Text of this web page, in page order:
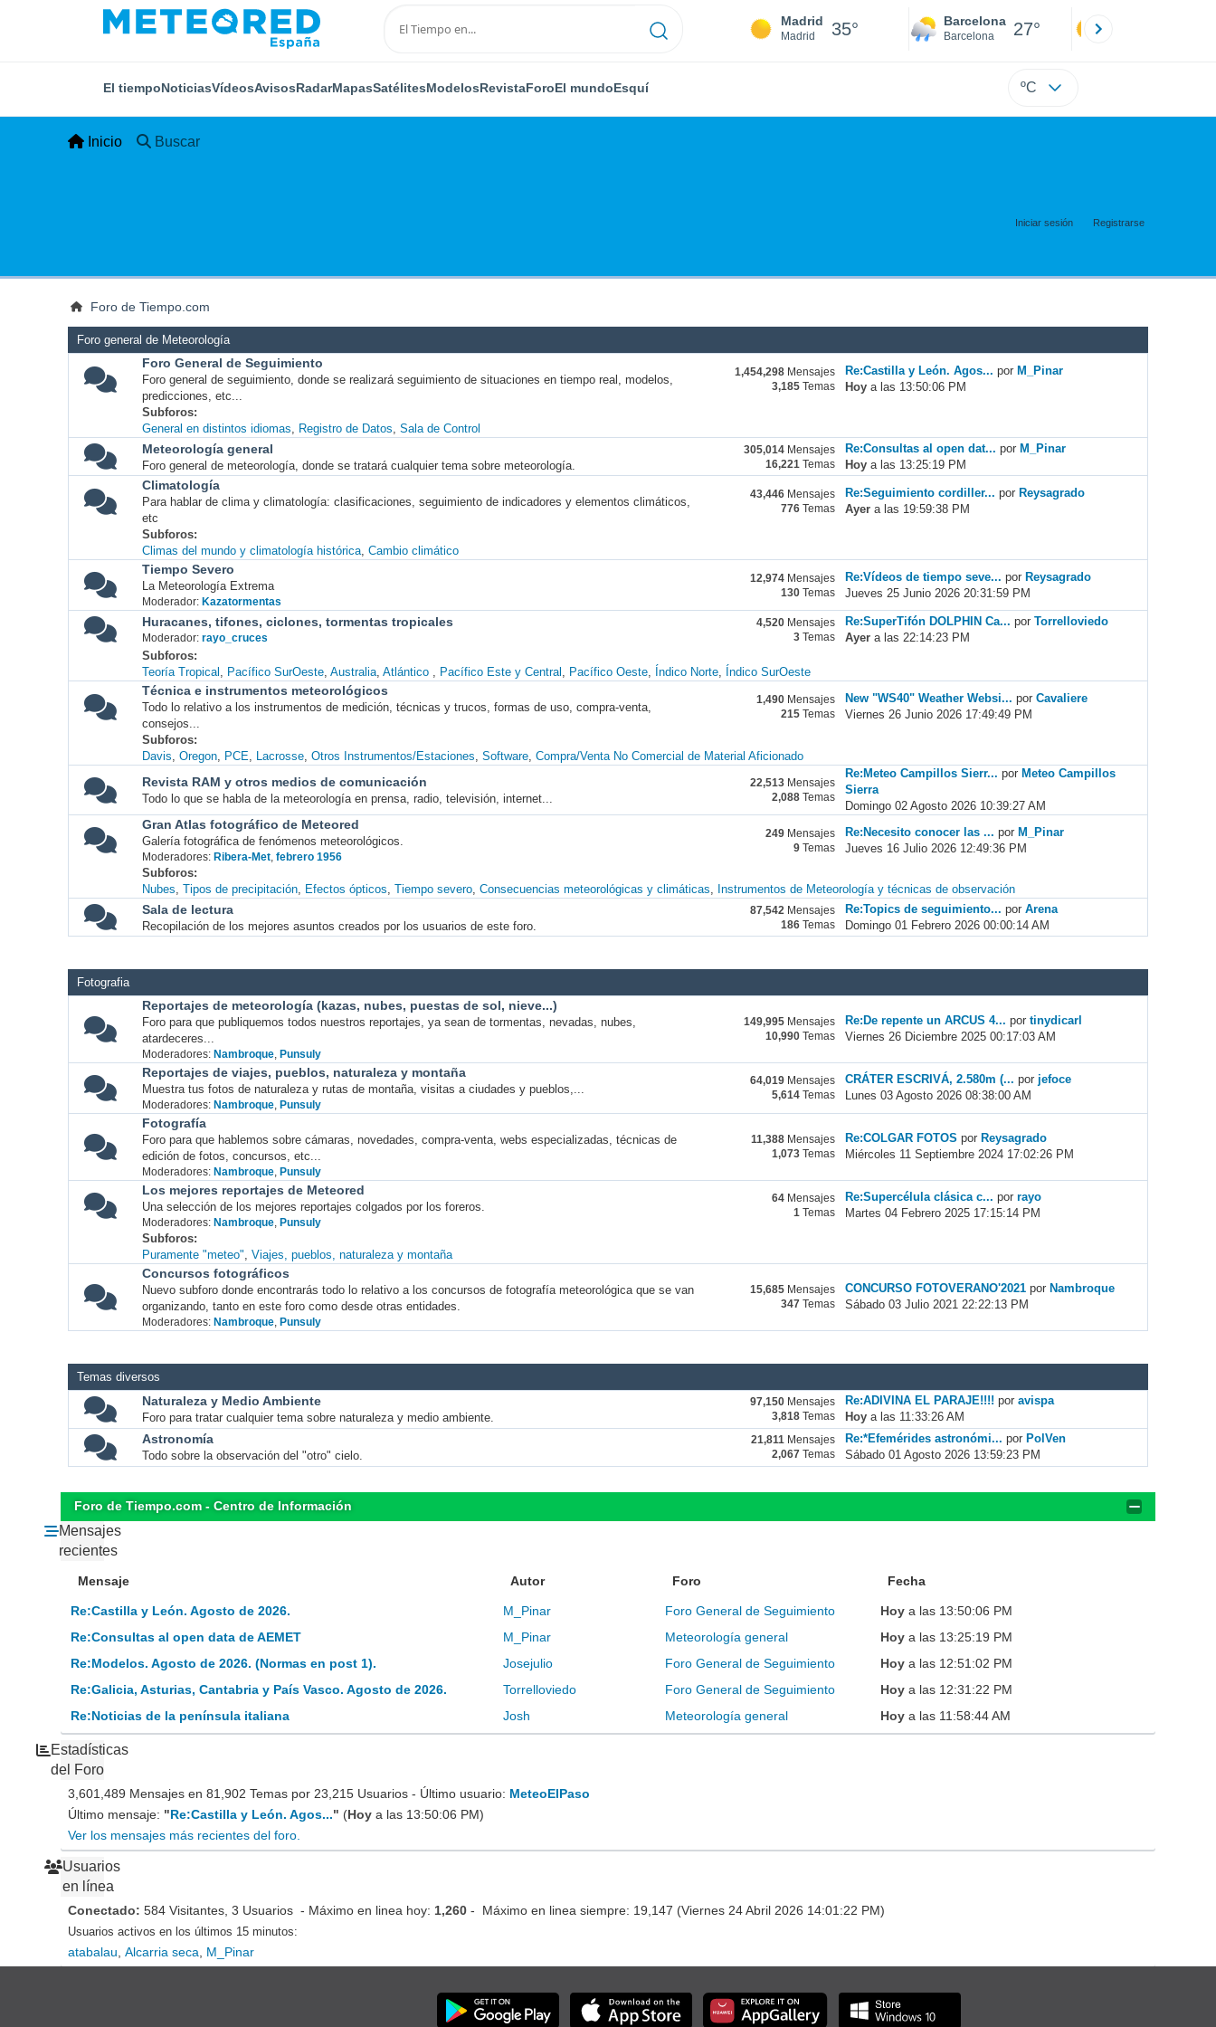
Madrid
Madrid 35° Barcelona
Barcelona 27°
El tiempoNoticiasVídeosAvisosRadarMapasSatélitesModelosRevistaForoEl mundoEsquí ºC
Inicio Buscar
Iniciar sesión Registrarse
Foro de Tiempo.com
Foro general de Meteorología
Foro General de Seguimiento
Foro general de seguimiento, donde se realizará seguimiento de situaciones en tiempo real, modelos,
predicciones, etc...
1,454,298 Mensajes
3,185 Temas
Re:Castilla y León. Agos... por M_Pinar
Hoy a las 13:50:06 PM
Subforos
General en distintos idiomas
Registro de Datos Sala de Control
Meteorología general
Foro general de meteorología, donde se tratará cualquier tema sobre meteorología.
305,014 Mensajes
16,221 Temas
Re:Consultas al open dat... porM_Pinar
Hoy a las 13:25:19 PM
Climatología
Para hablar de clima y climatología: clasificaciones, seguimiento de indicadores y elementos climáticos,
etc
43,446 Mensajes
776 Temas
Re:Seguimiento cordiller... por Reysagrado
Ayer a las 19:59:38 PM
Subforos
Climas del mundo y climatología histórica Cambio climático
Tiempo Severo
La Meteorología Extrema
Moderador: Kazatormentas
12,974 Mensajes
130 Temas
Re:Vídeos de tiempo seve... porReysagrado
Jueves 25 Junio 2026 20:31:59 PM
Huracanes, tifones, ciclones, tormentas tropicales
Moderador: rayo_cruces
4,520 Mensajes
3 Temas
Re:SuperTifón DOLPHIN Ca... porTorrelloviedo
Ayer a las 22:14:23 PM
Subforos
Teoría Tropical
Pacífico SurOeste Australia Atlántico Pacífico Este y Central Pacífico Oeste Índico Norte Índico SurOeste
Técnica e instrumentos meteorológicos
Todo lo relativo a los instrumentos de medición, técnicas y trucos, formas de uso, compra-venta,
consejos...
1,490 Mensajes
215 Temas
New "WS40" Weather Websi... porCavaliere
Viernes 26 Junio 2026 17:49:49 PM
Subforos
Davis Oregon PCE Lacrosse Otros Instrumentos/Estaciones Software Compra/Venta No Comercial de Material Aficionado
Revista RAM y otros medios de comunicación
Todo lo que se habla de la meteorología en prensa, radio, televisión, internet...
22,513 Mensajes
2,088 Temas
Re:Meteo Campillos Sierr... por Meteo Campillos
Sierra
Domingo 02 Agosto 2026 10:39:27 AM
Gran Atlas fotográfico de Meteored
Galería fotográfica de fenómenos meteorológicos.
Moderadores: Ribera-Met, febrero 1956
249 Mensajes
9 Temas
Re:Necesito conocer las ... porM_Pinar
Jueves 16 Julio 2026 12:49:36 PM
Subforos
Nubes Tipos de precipitación Efectos ópticos Tiempo severo Consecuencias meteorológicas y climáticas Instrumentos de Meteorología y técnicas de observación
Sala de lectura
Recopilación de los mejores asuntos creados por los usuarios de este foro.
87,542 Mensajes
186 Temas
Re:Topics de seguimiento... porArena
Domingo 01 Febrero 2026 00:00:14 AM
Fotografia
Reportajes de meteorología (kazas, nubes, puestas de sol, nieve...)
Foro para que publiquemos todos nuestros reportajes, ya sean de tormentas, nevadas, nubes,
atardeceres...
Moderadores: Nambroque, Punsuly
149,995 Mensajes
10,990 Temas
Re:De repente un ARCUS 4... portinydicarl
Viernes 26 Diciembre 2025 00:17:03 AM
Reportajes de viajes, pueblos, naturaleza y montaña
Muestra tus fotos de naturaleza y rutas de montaña, visitas a ciudades y pueblos,...
Moderadores: Nambroque, Punsuly
64,019 Mensajes
5,614 Temas
CRÁTER ESCRIVÁ, 2.580m (... por jefoce
Lunes 03 Agosto 2026 08:38:00 AM
Fotografía
Foro para que hablemos sobre cámaras, novedades, compra-venta, webs especializadas, técnicas de
edición de fotos, concursos, etc...
Moderadores: Nambroque, Punsuly
11,388 Mensajes
1,073 Temas
Re:COLGAR FOTOS por Reysagrado
Miércoles 11 Septiembre 2024 17:02:26 PM
Los mejores reportajes de Meteored
Una selección de los mejores reportajes colgados por los foreros.
Moderadores: Nambroque, Punsuly
64 Mensajes
1 Temas
Re:Supercélula clásica c... porrayo
Martes 04 Febrero 2025 17:15:14 PM
Subforos
Puramente "meteo" Viajes, pueblos, naturaleza y montaña
Concursos fotográficos
Nuevo subforo donde encontrarás todo lo relativo a los concursos de fotografía meteorológica que se van
organizando, tanto en este foro como desde otras entidades.
Moderadores: Nambroque, Punsuly
15,685 Mensajes
347
Temas
CONCURSO FOTOVERANO'2021 por Nambroque
Sábado 03 Julio 2021 22:22:13 PM
Temas diversos
Naturaleza y Medio Ambiente
Foro para tratar cualquier tema sobre naturaleza y medio ambiente.
97,150 Mensajes
3,818 Temas
Re:ADIVINA EL PARAJE!!!! poravispa
Hoy a las 11:33:26 AM
Astronomía
Todo sobre la observación del "otro" cielo.
21,811 Mensajes
2,067
Temas
Re:*Efemérides astronómi... por PolVen
Sábado 01 Agosto 2026 13:59:23 PM
Foro de Tiempo.com - Centro de Información
Mensajes
recientes
Mensaje Autor Foro Fecha
Re:Castilla y León. Agosto de 2026. M_Pinar Foro General de Seguimiento Hoy a las 13:50:06 PM
Re:Consultas al open data de AEMET
M_Pinar Meteorología general Hoy a las 13:25:19 PM
Re:Modelos. Agosto de 2026. (Normas en post 1).
Josejulio Foro General de Seguimiento Hoy a las 12:51:02 PM
Re:Galicia, Asturias, Cantabria y País Vasco. Agosto de 2026.
Torrelloviedo Foro General de Seguimiento Hoy a las 12:31:22 PM
Re:Noticias de la península italiana
Josh Meteorología general Hoy a las 11:58:44 AM
Estadísticas
del Foro
3,601,489 Mensajes en 81,902 Temas por 23,215 Usuarios - Último usuario: MeteoElPaso
Último mensaje: "Re:Castilla y León. Agos..." (Hoy a las 13:50:06 PM)
Ver los mensajes más recientes del foro.
Usuarios
en línea
Conectado:584 Visitantes, 3 Usuarios - Máximo en linea hoy: 1,260 - Máximo en linea siempre: 19,147 (Viernes 24 Abril 2026 14:01:22 PM)
Usuarios activos en los últimos 15 minutos:
atabalau ,Alcarria seca M_Pinar